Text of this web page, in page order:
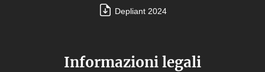
Depliant 2024
Informazioni legali